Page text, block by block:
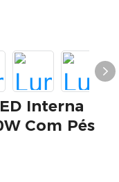
Interna
Com Pés